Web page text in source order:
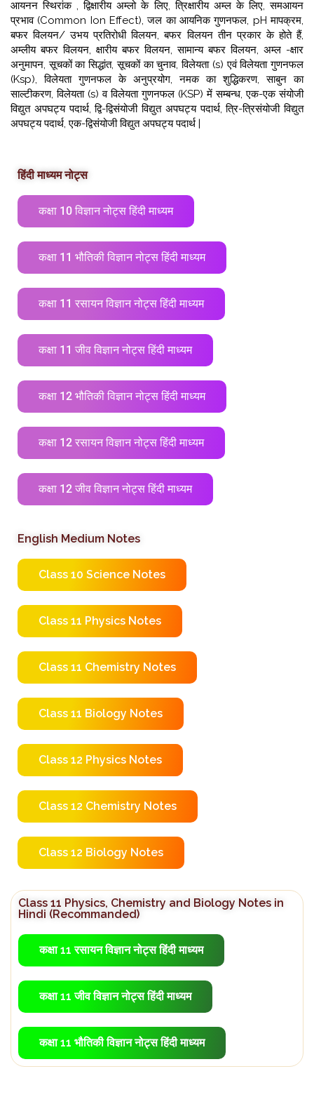
आयनन स्थिरांक , द्विक्षारीय अम्लो के लिए, त्रिक्षारीय अम्ल के लिए, समआयन
प्रभाव (Common Ion Effect), जल का आयनिक गुणनफल, pH मापक्रम,
बफर विलयन/ उभय प्रतिरोधी विलयन, बफर विलयन तीन प्रकार के होते हैं,
अम्लीय बफर विलयन, क्षारीय बफर विलयन, सामान्य बफर विलयन, अम्ल -क्षार
अनुमापन, सूचकों का सिद्धांत, सूचकों का चुनाव,विलेयता (s) एवं विलेयता गुणनफल
(Ksp), विलेयता गुणनफल के अनुप्रयोग, नमक का शुद्धिकरण, साबुन का
साल्टीकरण, विलेयता (s) व विलेयता गुणनफल (KSP) में सम्बन्ध, एक-एक संयोजी
विद्युत अपघट्य पदार्थ, द्वि-द्विसंयोजी विद्युत अपघट्य पदार्थ, त्रि-त्रिसंयोजी विद्युत
अपघट्य पदार्थ, एक-द्विसंयोजी विद्युत अपघट्य पदार्थ |
हिंदी माध्यम नोट्स
कक्षा 10 विज्ञान नोट्स हिंदी माध्यम
कक्षा 11 भौतिकी विज्ञान नोट्स हिंदी माध्यम
कक्षा 11 रसायन विज्ञान नोट्स हिंदी माध्यम
कक्षा 11 जीव विज्ञान नोट्स हिंदी माध्यम
कक्षा 12 भौतिकी विज्ञान नोट्स हिंदी माध्यम
कक्षा 12 रसायन विज्ञान नोट्स हिंदी माध्यम
कक्षा 12 जीव विज्ञान नोट्स हिंदी माध्यम
English Medium Notes
Class 10 Science Notes
Class 11 Physics Notes
Class 11 Chemistry Notes
Class 11 Biology Notes
Class 12 Physics Notes
Class 12 Chemistry Notes
Class 12 Biology Notes
Class 11 Physics, Chemistry and Biology Notes in
Hindi (Recommanded)
कक्षा 11 रसायन विज्ञान नोट्स हिंदी माध्यम
कक्षा 11 जीव विज्ञान नोट्स हिंदी माध्यम
कक्षा 11 भौतिकी विज्ञान नोट्स हिंदी माध्यम